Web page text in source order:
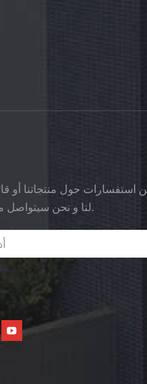
استفسارات حول منتجاتنا أو
لنا و نحن سيتواصل معك في غضون 24 ساعة.